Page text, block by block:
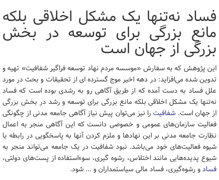
فساد نه‌تنها یک مشکل اخلاقی بلکه
مانع بزرگی برای توسعه در بخش
بزرگی از جهان است
این پژوهش که به سفارش «موسسه مردم نهاد توسعه فراگیر شفافیت» تهیه و
تدوین شده می‌افزاید: در دهه اخیر موج گسترده ای از تحقیقات و بحث در مورد
علل فساد به دست آمده که از طریق آگاهی رو به رشدی بوده است که فساد
نه‌تنها یک مشکل اخلاقی بلکه مانع بزرگی برای توسعه و رشد در بخش بزرگی
از جهان است. شفافیترا نیز می‌توان پیش نیاز آگاهی جامعه مدنی از چگونگی
فعالیت سازمان‌های عمومی و خصوصی دانست که این آگاهی منجر به اعمال
نظارت جامعه مدنی بر این نهادها و ملزم کردن آنها به پاسخگویی در رابطه با
شیوه فعالیت‌های خود می‌باشد. نبود شفافیت در یک جامعه می‌تواند منجر به
شیوع پدیده‌هایی مانند اختلاس، رشوه گیری، سوءاستفاده از پست‌های دولتی،
فسادو رشوه‌گیری، فساد مالی سیاستمداران و ... شود.